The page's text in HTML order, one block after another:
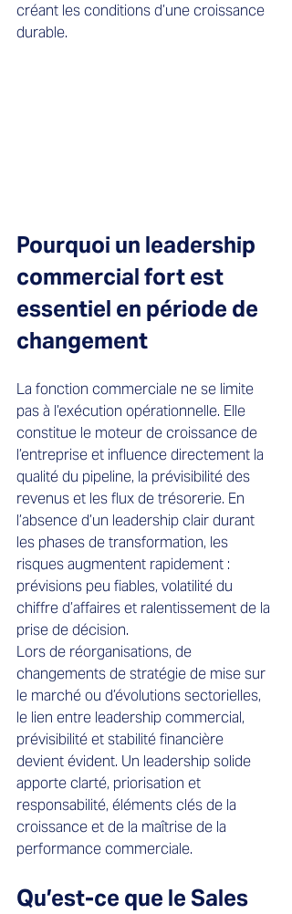
créant les conditions d’une croissance
durable.
Pourquoi un leadership
commercial fort est
essentiel en période de
changement
La fonction commerciale ne se limite
pas à l’exécution opérationnelle. Elle
constitue le moteur de croissance de
l’entreprise et influence directement la
qualité du pipeline, la prévisibilité des
revenus et les flux de trésorerie. En
l’absence d’un leadership clair durant
les phases de transformation, les
risques augmentent rapidement :
prévisions peu fiables, volatilité du
chiffre d’affaires et ralentissement de la
prise de décision.
Lors de réorganisations, de
changements de stratégie de mise sur
le marché ou d’évolutions sectorielles,
le lien entre leadership commercial,
prévisibilité et stabilité financière
devient évident. Un leadership solide
apporte clarté, priorisation et
responsabilité, éléments clés de la
croissance et de la maîtrise de la
performance commerciale.
Qu’est-ce que le Sales